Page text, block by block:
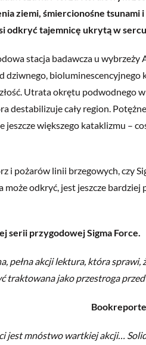
ziemi, śmiercionośne
odkryć tajemnicę ukrytą w
stacja badawcza u
dziwnego, bioluminescencyjnego
Utrata okrętu podwodnego
destabilizuje cały region.
jeszcze większego kataklizmu –
i pożarów linii brzegowych, czy
może odkryć, jest jeszcze
serii przygodowej Sigma Force.
pełna akcji lektura, która
traktowana jako przestroga
jest mnóstwo wartkiej akcji…